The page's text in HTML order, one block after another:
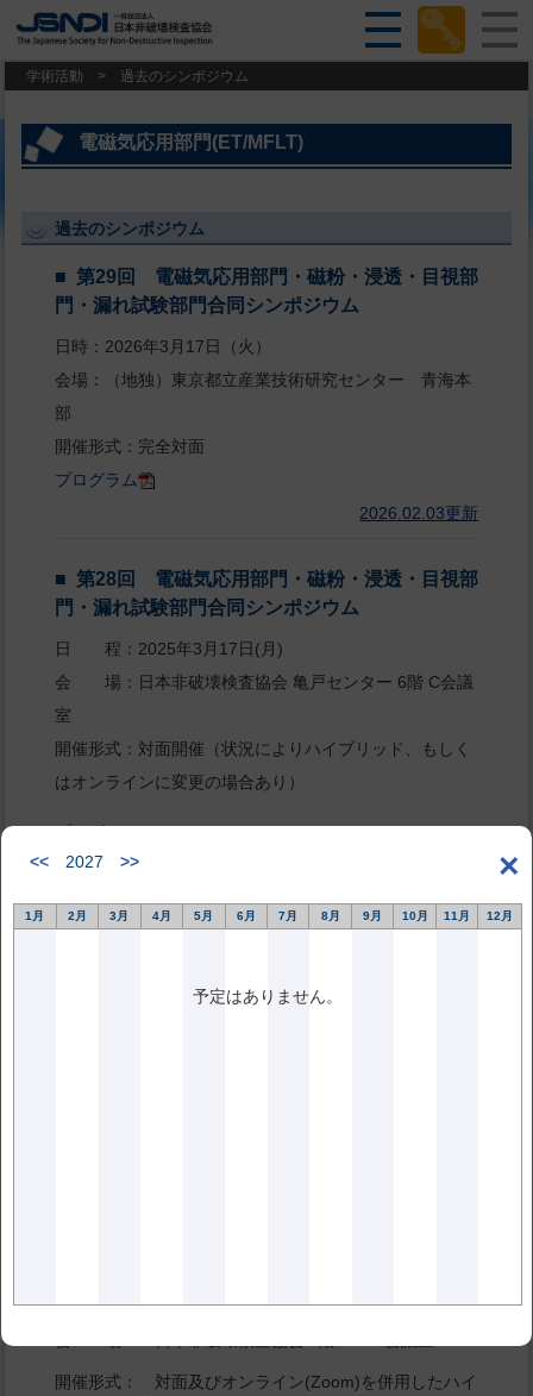
学術活動 > 過去のシンポジウム
×
<< 2027 >>
1月 2月 3月 4月 5月 6月 7月 8月 9月 10月 11月 12月
予定はありません。
電磁気応用部門(ET/MFLT)
過去のシンポジウム
第29回 電磁気応用部門・磁粉・浸透・目視部
門・漏れ試験部門合同シンポジウム
日時：2026年3月17日（火）
会場：（地独）東京都立産業技術研究センター 青海本
部
開催形式：完全対面
プログラム
2026.02.03更新
第28回 電磁気応用部門・磁粉・浸透・目視部
門・漏れ試験部門合同シンポジウム
日 程：2025年3月17日(月)
会 場：日本非破壊検査協会 亀戸センター 6階 C会議
室
開催形式：対面開催（状況によりハイブリッド、もしく
はオンラインに変更の場合あり）
プログラム
開催形式： 対面及びオンライン(Zoom)を併用したハイ